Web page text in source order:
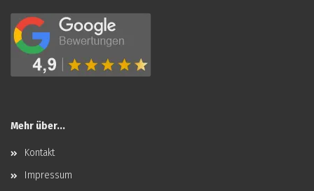
Mehr über...
Kontakt
Impressum